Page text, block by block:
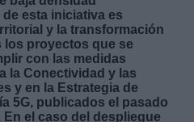
esta iniciativa es
y la transformación
los proyectos que se
con las medidas
la Conectividad y las
y en la Estrategia de
5G, publicados el pasado
En el caso del despliegue